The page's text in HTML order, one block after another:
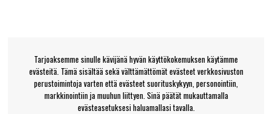
Tarjoaksemme sinulle kävijänä hyvän käyttökokemuksen käytämme
evästeitä. Tämä sisältää sekä välttämättömät evästeet verkkosivuston
perustoimintoja varten että evästeet suorituskykyyn, personointiin,
markkinointiin ja muuhun liittyen. Sinä päätät mukauttamalla
evästeasetuksesi haluamallasi tavalla.